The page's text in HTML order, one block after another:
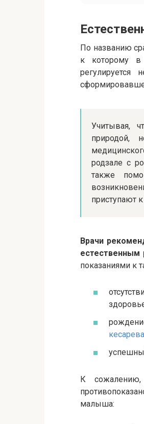
По названию
к которому в
регулируется
Учитывая,
природой,
родзале с
также
приступают
Врачи
естественным
показаниями к
К сожалению,
малыша: